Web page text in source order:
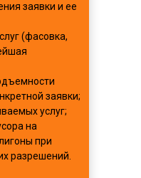
заявки и ее
(фасовка,
заявки;
услуг;
на
при
разрешений.